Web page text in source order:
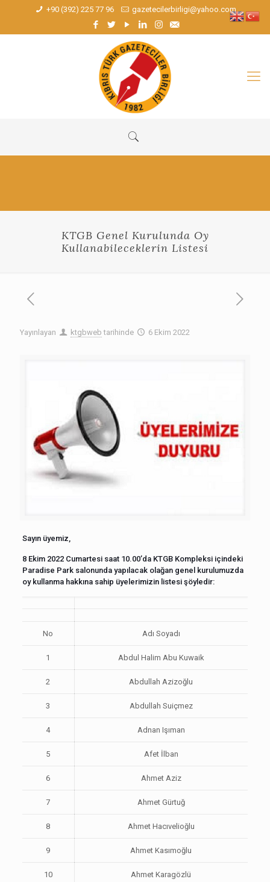
+90 (392) 225 77 96 gazetecilerbirligi@yahoo.com
KTGB Genel Kurulunda Oy
Kullanabileceklerin Listesi
Yayınlayan ktgbweb tarihinde 6 Ekim 2022
Sayın üyemiz,
8 Ekim 2022 Cumartesi saat 10.00’da KTGB Kompleksi içindeki
Paradise Park salonunda yapılacak olağan genel kurulumuzda
oy kullanma hakkına sahip üyelerimizin listesi şöyledir:
No Adı Soyadı
1 Abdul Halim Abu Kuwaik
2 Abdullah Azizoğlu
3 Abdullah Suiçmez
4 Adnan Işıman
5 Afet İlban
6 Ahmet Aziz
7 Ahmet Gürtuğ
8 Ahmet Hacıvelioğlu
9 Ahmet Kasımoğlu
10 Ahmet Karagözlü